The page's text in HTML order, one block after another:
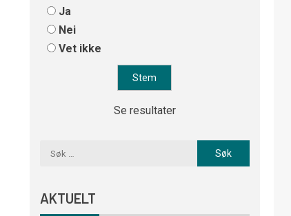
Ja
Nei
Vet ikke
Se resultater
AKTUELT